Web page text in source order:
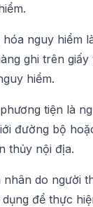
nguy hiểm
ghi trên giấy
hiểm.
tiện là
đường bộ
thủy nội địa.
do người
để thực